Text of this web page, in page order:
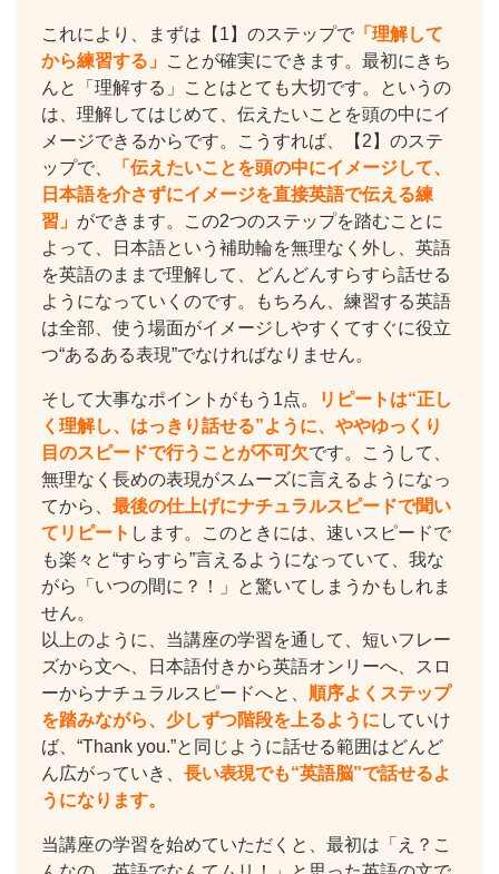
これにより、まずは【1】のステップで「理解して
から練習する」 ことが確実にできます。最初にきち
んと「理解する」ことはとても大切です。というの
は、理解してはじめて、伝えたいことを頭の中にイ
メージできるからです。こうすれば、【2】のステ
ップで、
「伝えたいことを頭の中にイメージして、
日本語を介さずにイメージを直接英語で伝える練
習」 ができます。この2つのステップを踏むことに
よって、日本語という補助輪を無理なく外し、英語
を英語のままで理解して、どんどんすらすら話せる
ようになっていくのです。もちろん、練習する英語
は全部、使う場面がイメージしやすくてすぐに役立
つ“あるある表現”でなければなりません。
そして大事なポイントがもう1点。
リピートは“正し
く理解し、はっきり話せる”ように、ややゆっくり
目のスピードで行うことが不可欠です。こうして、
無理なく長めの表現がスムーズに言えるようになっ
てから、 最後の仕上げにナチュラルスピードで聞い
てリピート します。このときには、速いスピードで
も楽々と“すらすら”言えるようになっていて、我な
がら「いつの間に？！」と驚いてしまうかもしれま
せん。
以上のように、当講座の学習を通して、短いフレー
ズから文へ、日本語付きから英語オンリーへ、スロ
ーからナチュラルスピードへと、 順序よくステップ
を踏みながら、少しずつ階段を上るように していけ
ば、“Thank you.”と同じように話せる範囲はどんど
ん広がっていき、 長い表現でも“英語脳”で話せるよ
うになります。
当講座の学習を始めていただくと、最初は「え？こ